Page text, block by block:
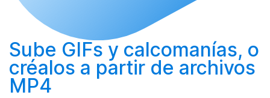
Sube GIFs y calcomanías, o
créalos a partir de archivos
MP4